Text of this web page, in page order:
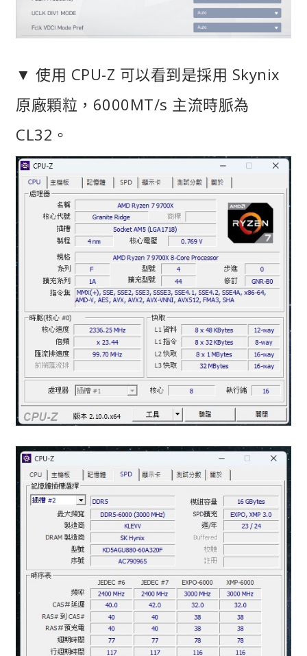
▼ 使用 CPU-Z 可以看到是採用 Skynix
原廠顆粒，6000MT/s 主流時脈為
CL32。